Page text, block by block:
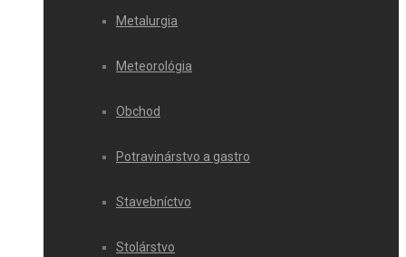
Metalurgia
Meteorológia
Obchod
Potravinárstvo a gastro
Stavebníctvo
Stolárstvo